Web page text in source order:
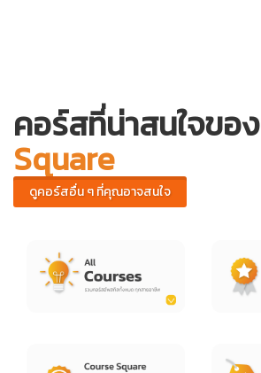
คอร์สที่น่าสนใจของ
Square
ดูคอร์สอื่น ๆ ที่คุณอาจสนใจ